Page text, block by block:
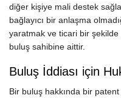
diğer kişiye mali destek
bağlayıcı bir anlaşma
yaratmak ve ticari bir
buluş sahibine aittir.
Buluş İddiası için
Bir buluş hakkında bir